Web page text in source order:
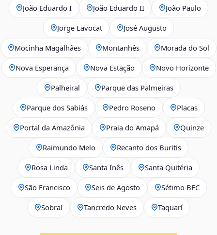
João Eduardo I João Eduardo II João Paulo
Jorge Lavocat José Augusto
Mocinha Magalhães Montanhês Morada do Sol
Nova Esperança Nova Estação Novo Horizonte
Palheiral Parque das Palmeiras
Parque dos Sabiás Pedro Roseno Placas
Portal da Amazônia Praia do Amapá Quinze
Raimundo Melo Recanto dos Buritis
Rosa Linda Santa Inês Santa Quitéria
São Francisco Seis de Agosto Sétimo BEC
Sobral Tancredo Neves Taquarí